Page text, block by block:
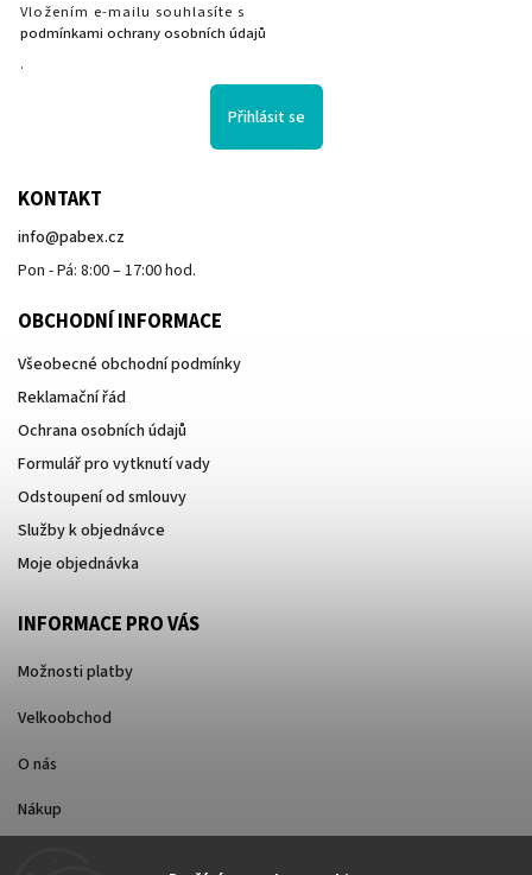
Vložením e-mailu souhlasíte s
podmínkami ochrany osobních údajů
.
Přihlásit se
KONTAKT
info@pabex.cz
Pon - Pá: 8:00 – 17:00 hod.
OBCHODNÍ INFORMACE
Všeobecné obchodní podmínky
Reklamační řád
Ochrana osobních údajů
Formulář pro vytknutí vady
Odstoupení od smlouvy
Služby k objednávce
Moje objednávka
INFORMACE PRO VÁS
Možnosti platby
Velkoobchod
O nás
Nákup